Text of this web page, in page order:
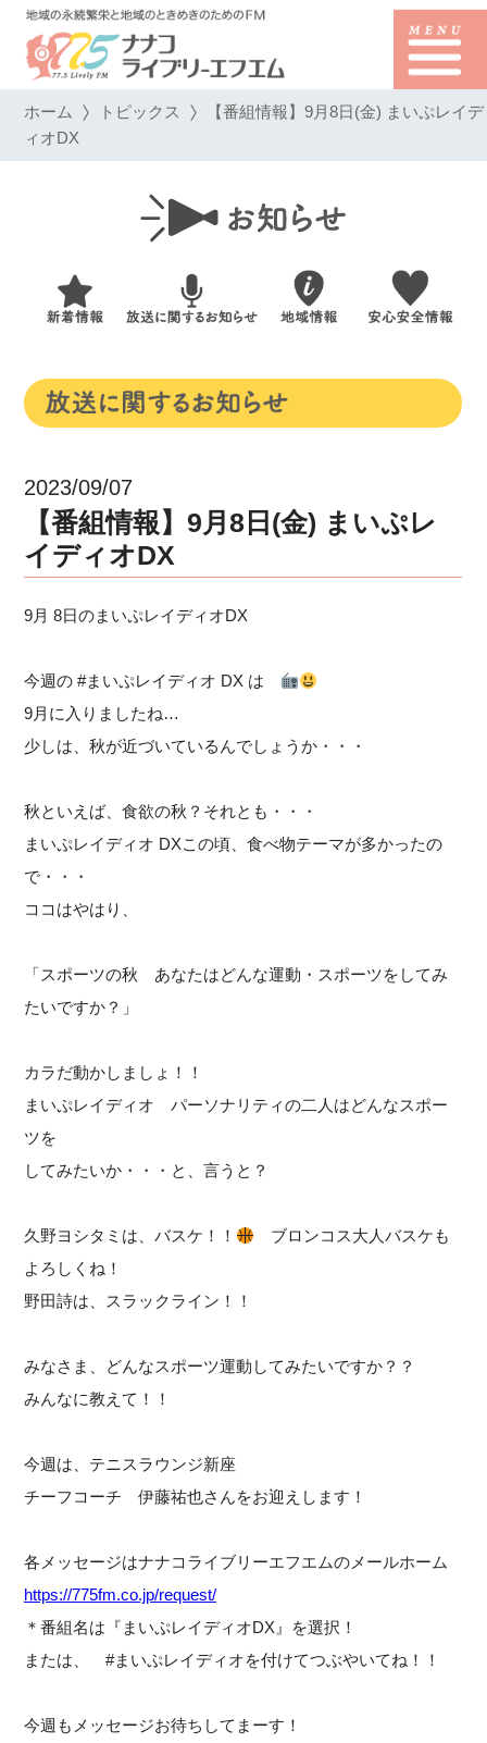
ホーム トピックス 【番組情報】9月8日(金) まいぷレイデ
ィオDX
2023/09/07
【番組情報】9月8日(金) まいぷレ
イディオDX
9月 8日のまいぷレイディオDX
今週の #まいぷレイディオ DX は
9月に入りましたね…
少しは、秋が近づいているんでしょうか・・・
秋といえば、食欲の秋？それとも・・・
まいぷレイディオ DXこの頃、食べ物テーマが多かったの
で・・・
ココはやはり、
「スポーツの秋 あなたはどんな運動・スポーツをしてみ
たいですか？」
カラだ動かしましょ！！
まいぷレイディオ パーソナリティの二人はどんなスポー
ツを
してみたいか・・・と、言うと？
久野ヨシタミは、バスケ！！ ブロンコス大人バスケも
よろしくね！
野田詩は、スラックライン！！
みなさま、どんなスポーツ運動してみたいですか？？
みんなに教えて！！
今週は、テニスラウンジ新座
チーフコーチ 伊藤祐也さんをお迎えします！
各メッセージはナナコライブリーエフエムのメールホーム
https://775fm.co.jp/request/
＊番組名は『まいぷレイディオDX』を選択！
または、 #まいぷレイディオを付けてつぶやいてね！！
今週もメッセージお待ちしてまーす！